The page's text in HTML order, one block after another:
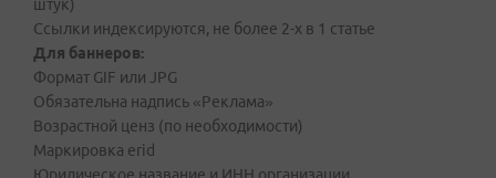
штук)
Ссылки индексируются, не более 2-х в 1 статье
Для баннеров:
Формат GIF или JPG
Обязательна надпись «Реклама»
Возрастной ценз (по необходимости)
Маркировка erid